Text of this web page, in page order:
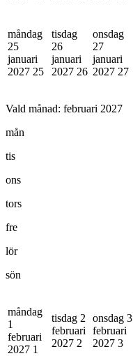
måndag
25
januari
2027 25
tisdag
26
januari
2027 26
onsdag
27
januari
2027 27
Vald månad: februari 2027
mån
tis
ons
tors
fre
lör
sön
måndag
1
februari
2027 1
tisdag 2
februari
2027 2
onsdag 3
februari
2027 3